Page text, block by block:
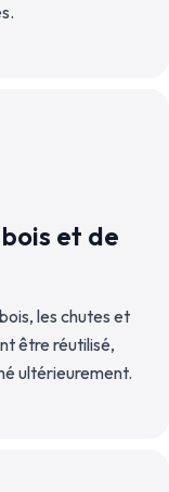
et de
les chutes et
être réutilisé,
ultérieurement.